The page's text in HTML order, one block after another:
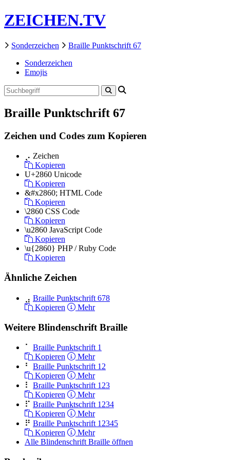
ZEICHEN.TV
Sonderzeichen
Braille Punktschrift 67
Sonderzeichen
Emojis
Braille Punktschrift 67
Zeichen und Codes zum Kopieren
⡠ Zeichen
Kopieren
U+2860 Unicode
Kopieren
&#x2860; HTML Code
Kopieren
\2860 CSS Code
Kopieren
\u2860 JavaScript Code
Kopieren
\u{2860} PHP / Ruby Code
Kopieren
Ähnliche Zeichen
⣠ Braille Punktschrift 678
Kopieren
Mehr
Weitere Blindenschrift Braille
⠁
Braille Punktschrift 1
Kopieren
Mehr
⠃
Braille Punktschrift 12
Kopieren
Mehr
⠇
Braille Punktschrift 123
Kopieren
Mehr
⠏ Braille Punktschrift 1234
Kopieren
Mehr
⠟ Braille Punktschrift 12345
Kopieren
Mehr
Alle Blindenschrift Braille öffnen